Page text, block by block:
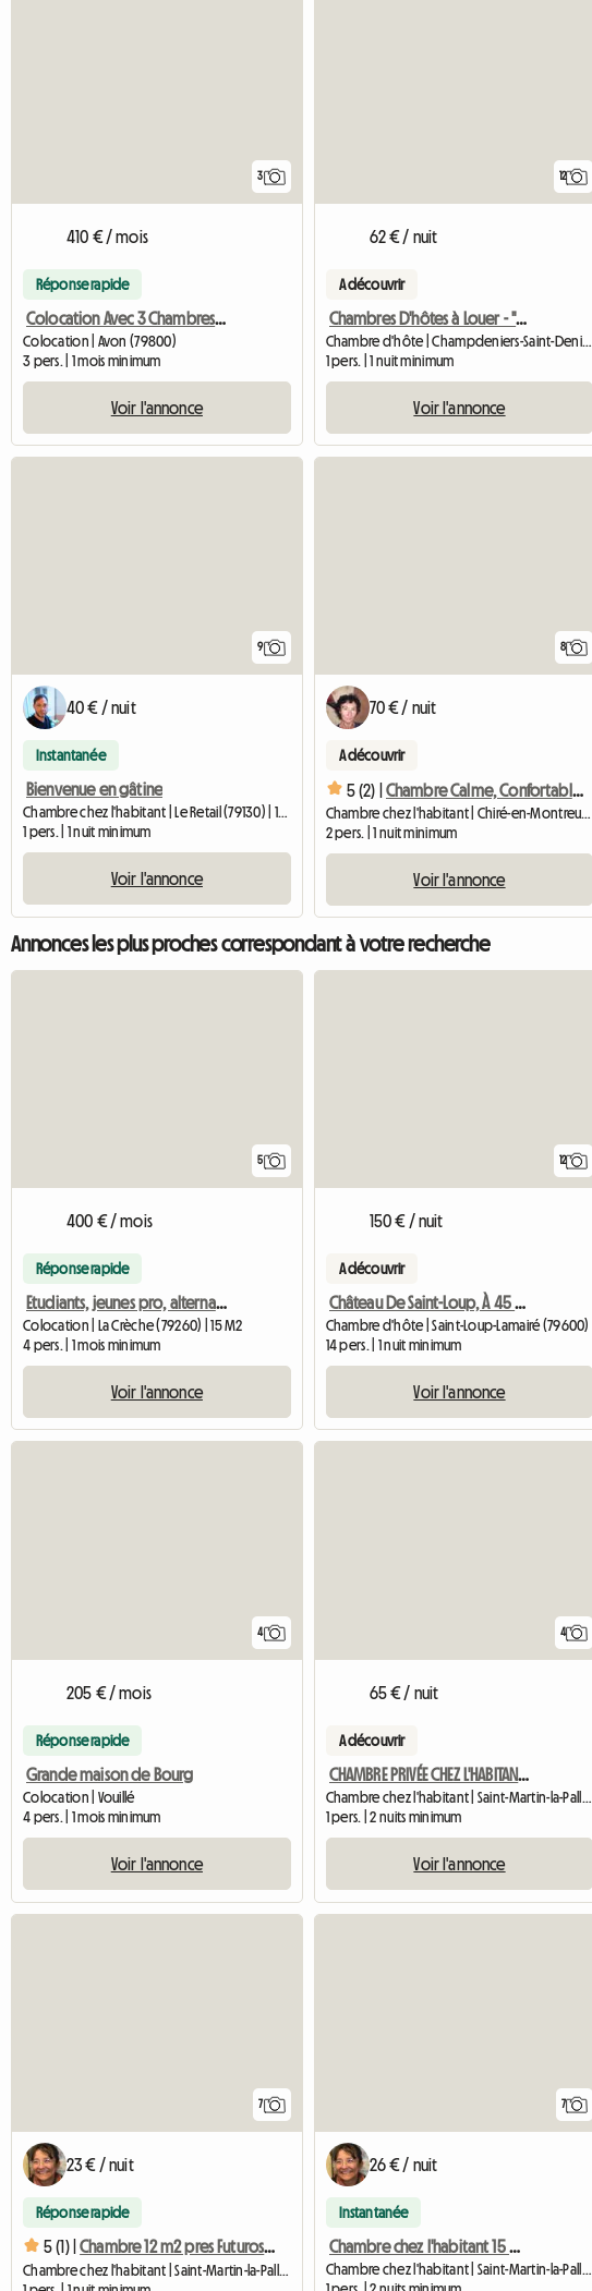
3
410 € / mois
Réponse rapide
Colocation Avec 3 Chambres à 2 Min Gare Fontainebleau-Avon
Colocation | Avon (79800)
3 pers. | 1 mois minimum
Voir l'annonce
12
62 € / nuit
A découvrir
Chambres D'hôtes à Louer - "le Paradis"
Chambre d'hôte | Champdeniers-Saint-Denis (79220)
1 pers. | 1 nuit minimum
Voir l'annonce
9
40 € / nuit
Instantanée
Bienvenue en gâtine
Chambre chez l'habitant | Le Retail (79130) | 13 M2
1 pers. | 1 nuit minimum
Voir l'annonce
8
70 € / nuit
A découvrir
5 (2) | Chambre Calme, Confortable Et Charmante
Chambre chez l'habitant | Chiré-en-Montreuil (86190)
2 pers. | 1 nuit minimum
Voir l'annonce
Annonces les plus proches correspondant à votre recherche
5
400 € / mois
Réponse rapide
Etudiants, jeunes pro, alternants, militaires, consultants.
Colocation | La Crèche (79260) | 15 M2
4 pers. | 1 mois minimum
Voir l'annonce
12
150 € / nuit
A découvrir
Château De Saint-Loup, À 45 Km De Poitiers
Chambre d'hôte | Saint-Loup-Lamairé (79600)
14 pers. | 1 nuit minimum
Voir l'annonce
4
205 € / mois
Réponse rapide
Grande maison de Bourg
Colocation | Vouillé
4 pers. | 1 mois minimum
Voir l'annonce
4
65 € / nuit
A découvrir
CHAMBRE PRIVÉE CHEZ L'HABITANT PROCHE FUTUROSCOPE
1 pers. | 2 nuits minimum
Voir l'annonce
7
23 € / nuit
Réponse rapide
5 (1) | Chambre 12 m2 pres Futuroscope
Chambre chez l'habitant | Saint-Martin-la-Pallu (86170) | 12 M2
7
26 € / nuit
Instantanée
Chambre chez l'habitant 15 m² soupente
Chambre chez l'habitant | Saint-Martin-la-Pallu (86170) | 15 M2